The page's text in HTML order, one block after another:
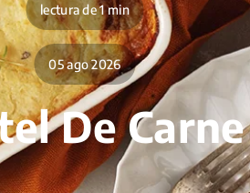
lectura de 1 min
05 ago 2026
De Carne